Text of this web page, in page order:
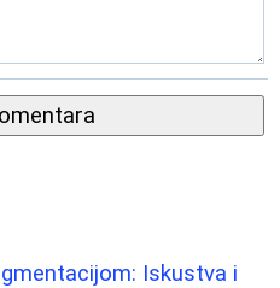
Iskustva i